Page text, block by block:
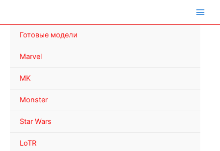
Готовые модели
Marvel
MK
Monster
Star Wars
LoTR